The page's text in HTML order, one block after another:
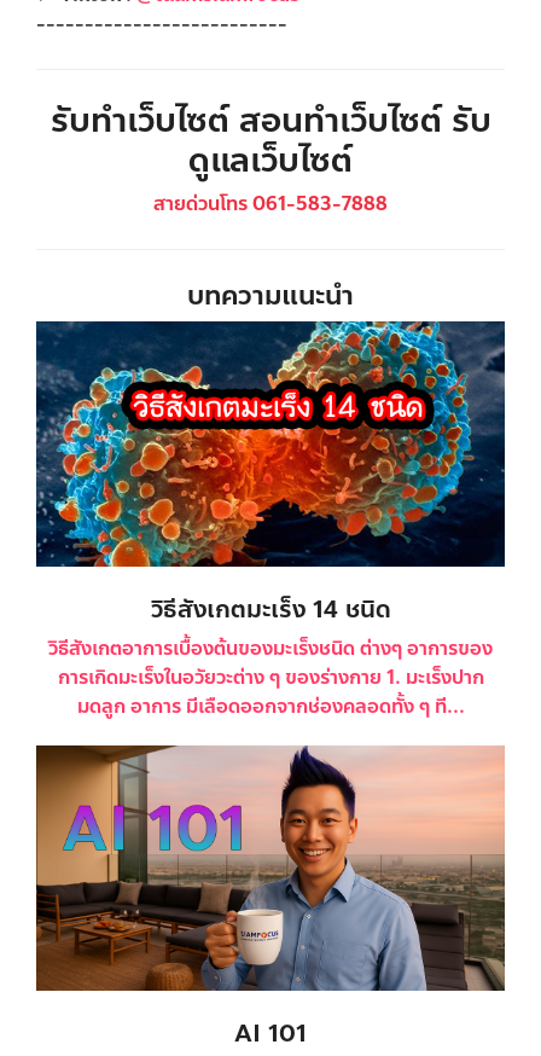
--------------------------
รับทำเว็บไซต์ สอนทำเว็บไซต์ รับ
ดูแลเว็บไซต์
สายด่วนโทร 061-583-7888
บทความแนะนำ
วิธีสังเกตมะเร็ง 14 ชนิด
วิธีสังเกตอาการเบื้องต้นของมะเร็งชนิด ต่างๆ อาการของ
การเกิดมะเร็งในอวัยวะต่าง ๆ ของร่างกาย 1. มะเร็งปาก
มดลูก อาการ มีเลือดออกจากช่องคลอดทั้ง ๆ ที...
AI 101